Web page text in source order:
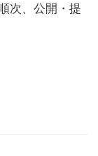
次、公開・提